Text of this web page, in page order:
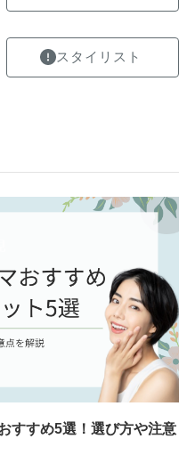
スタイリスト
すすめ5選！選び方や注意